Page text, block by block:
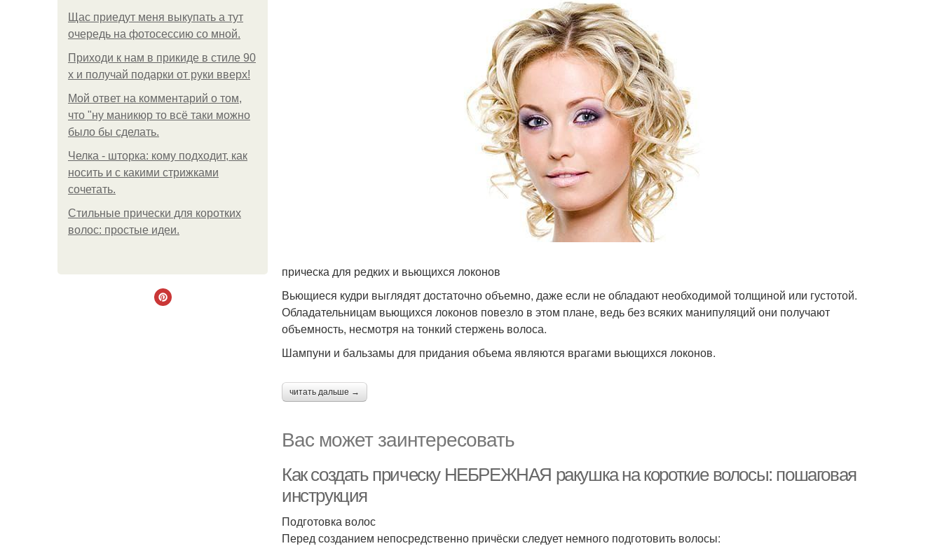
Щас приедут меня выкупать а тут
очередь на фотосессию со мной.
Приходи к нам в прикиде в стиле 90
х и получай подарки от руки вверх!
Мой ответ на комментарий о том,
что "ну маникюр то всё таки можно
было бы сделать.
Челка - шторка: кому подходит, как
носить и с какими стрижками
сочетать.
Стильные прически для коротких
волос: простые идеи.
прическа для редких и вьющихся локонов
Вьющиеся кудри выглядят достаточно объемно, даже если не обладают необходимой толщиной или густотой.
Обладательницам вьющихся локонов повезло в этом плане, ведь без всяких манипуляций они получают
объемность, несмотря на тонкий стержень волоса.
Шампуни и бальзамы для придания объема являются врагами вьющихся локонов.
читать дальше →
Вас может заинтересовать
Как создать прическу НЕБРЕЖНАЯ ракушка на короткие волосы: пошаговая
инструкция
Подготовка волос
Перед созданием непосредственно причёски следует немного подготовить волосы: